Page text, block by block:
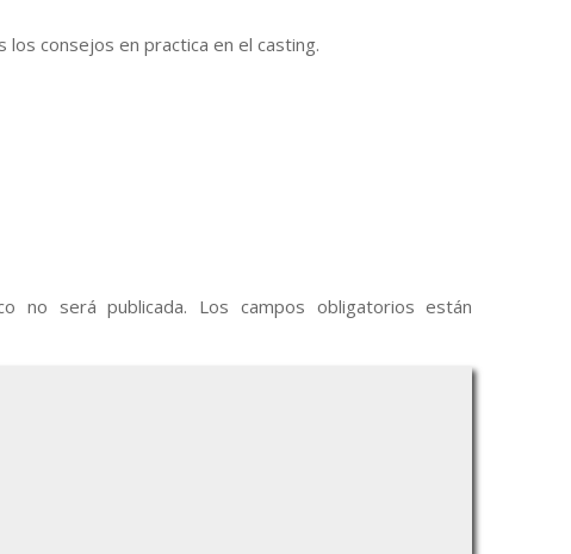
los consejos en practica en el casting.
no será publicada. Los campos obligatorios están